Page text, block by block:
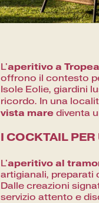
L'aperitivo a Tropea
offrono il contesto
Isole Eolie, giardini
ricordo. In una
vista mare diventa
I COCKTAIL
L'aperitivo al
artigianali, preparati
Dalle creazioni
servizio attento e